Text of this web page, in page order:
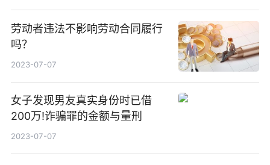
劳动者违法不影响劳动合同履行
吗？
2023-07-07
女子发现男友真实身份时已借
200万!诈骗罪的金额与量刑
2023-07-07